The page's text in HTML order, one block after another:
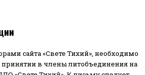
сайта «Свете Тихий», необходимо
принятии в члены литобъединения на